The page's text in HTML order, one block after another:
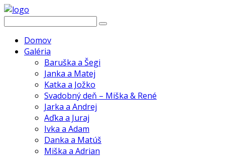
Domov
Galéria
Baruška a Šegi
Janka a Matej
Katka a Jožko
Svadobný deň – Miška & René
Jarka a Andrej
Aďka a Juraj
Ivka a Adam
Danka a Matúš
Miška a Adrian